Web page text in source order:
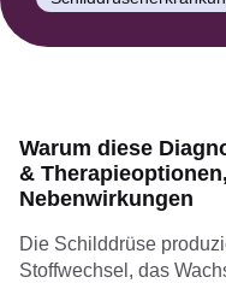
Warum diese
&
Nebenwirkungen
Die Schilddrüse
Stoffwechsel, das